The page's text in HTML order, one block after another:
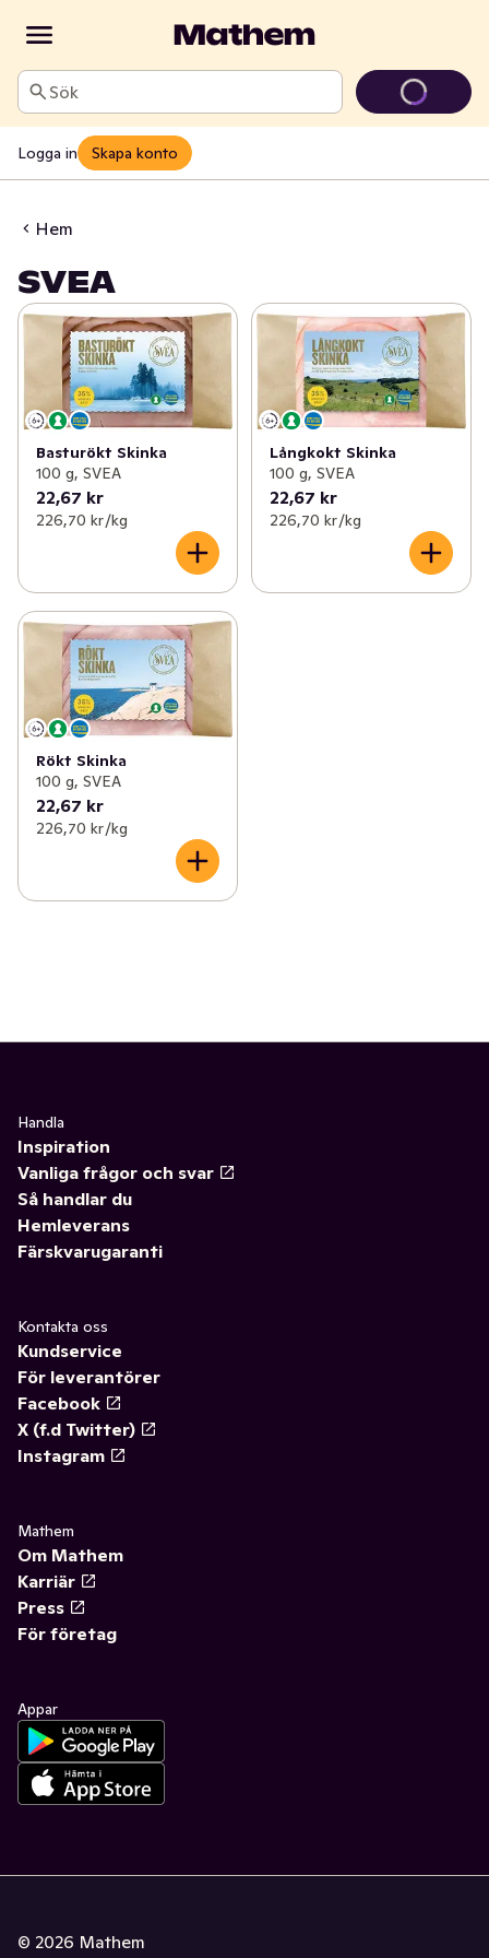
Sök
Logga in Skapa konto
Hem
SVEA
Basturökt Skinka
100 g, SVEA
22,67 kr
226,70 kr /kg
Långkokt Skinka
100 g, SVEA
22,67 kr
226,70 kr /kg
Rökt Skinka
100 g, SVEA
22,67 kr
226,70 kr /kg
Handla
Inspiration
Vanliga frågor och svar
Så handlar du
Hemleverans
Färskvarugaranti
Kontakta oss
Kundservice
För leverantörer
Facebook
X (f.d Twitter)
Instagram
Mathem
Om Mathem
Karriär
Press
För företag
Appar
© 2026 Mathem